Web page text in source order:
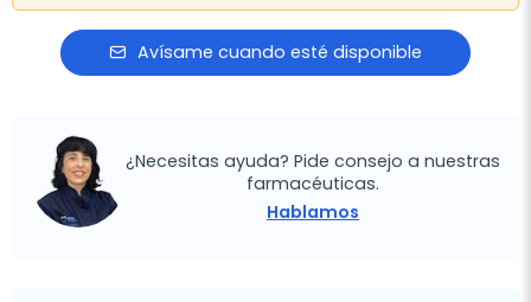
Avísame cuando esté disponible
¿Necesitas ayuda? Pide consejo a nuestras
farmacéuticas.
Hablamos